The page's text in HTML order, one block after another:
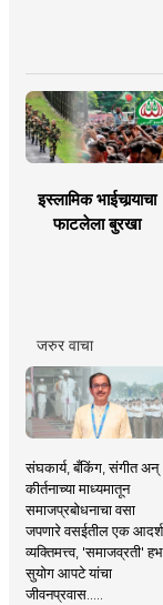
इस्लामिक भाईचार्‍याचा
फाटलेला बुरखा
जरुर वाचा
संघकार्य, बँकिंग, संगीत अन्
कीर्तनाच्या माध्यमातून
समाजप्रबोधनाचा वसा
जपणारे वसईतील एक आदर्श
व्यक्तिमत्त्व, 'समाजव्रती'
सुयोग आपटे यांचा
जीवनप्रवास.....